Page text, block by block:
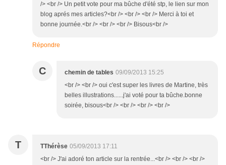
/> <br /> Un petit vote pour ma bûche d'été stp, le lien sur mon
blog aprés mes articles?<br /> <br /> <br /> Merci à toi et
bonne journée.<br /> <br /> <br /> Bisous<br />
Répondre
C chemin de tables 09/09/2013 15:25
<br /> <br /> oui c'est super les livres de Martine, très
belles illustrations......j'ai voté pour ta bûche.bonne
soirée, bisous<br /> <br /> <br /> <br />
T TThérèse 05/09/2013 17:11
<br /> J'ai adoré ton article sur la rentrée...<br /> <br /> <br />